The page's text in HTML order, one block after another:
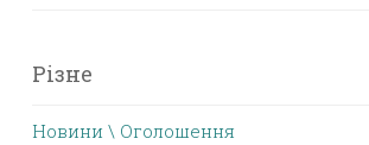
Різне
Новини \ Оголошення